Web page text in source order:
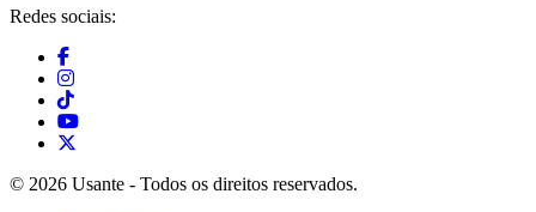
Redes sociais:
© 2026 Usante - Todos os direitos reservados.